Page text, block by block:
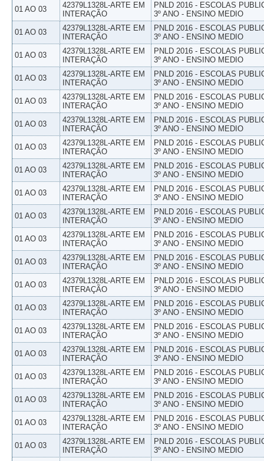
01 AO 03
42379L1328L-ARTE EM
INTERAÇÃO
PNLD 2016 - ESCOLAS
3º ANO - ENSINO MEDIO
01 AO 03
42379L1328L-ARTE EM
INTERAÇÃO
PNLD 2016 - ESCOLAS
3º ANO - ENSINO MEDIO
01 AO 03
42379L1328L-ARTE EM
INTERAÇÃO
PNLD 2016 - ESCOLAS
3º ANO - ENSINO MEDIO
01 AO 03
42379L1328L-ARTE EM
INTERAÇÃO
PNLD 2016 - ESCOLAS
3º ANO - ENSINO MEDIO
01 AO 03
42379L1328L-ARTE EM
INTERAÇÃO
PNLD 2016 - ESCOLAS
3º ANO - ENSINO MEDIO
01 AO 03
42379L1328L-ARTE EM
INTERAÇÃO
PNLD 2016 - ESCOLAS
3º ANO - ENSINO MEDIO
01 AO 03
42379L1328L-ARTE EM
INTERAÇÃO
PNLD 2016 - ESCOLAS
3º ANO - ENSINO MEDIO
01 AO 03
42379L1328L-ARTE EM
INTERAÇÃO
PNLD 2016 - ESCOLAS
3º ANO - ENSINO MEDIO
01 AO 03
42379L1328L-ARTE EM
INTERAÇÃO
PNLD 2016 - ESCOLAS
3º ANO - ENSINO MEDIO
01 AO 03
42379L1328L-ARTE EM
INTERAÇÃO
PNLD 2016 - ESCOLAS
3º ANO - ENSINO MEDIO
01 AO 03
42379L1328L-ARTE EM
INTERAÇÃO
PNLD 2016 - ESCOLAS
3º ANO - ENSINO MEDIO
01 AO 03
42379L1328L-ARTE EM
INTERAÇÃO
PNLD 2016 - ESCOLAS
3º ANO - ENSINO MEDIO
01 AO 03
42379L1328L-ARTE EM
INTERAÇÃO
PNLD 2016 - ESCOLAS
3º ANO - ENSINO MEDIO
01 AO 03
42379L1328L-ARTE EM
INTERAÇÃO
PNLD 2016 - ESCOLAS
3º ANO - ENSINO MEDIO
01 AO 03
42379L1328L-ARTE EM
INTERAÇÃO
PNLD 2016 - ESCOLAS
3º ANO - ENSINO MEDIO
01 AO 03
42379L1328L-ARTE EM
INTERAÇÃO
PNLD 2016 - ESCOLAS
3º ANO - ENSINO MEDIO
01 AO 03
42379L1328L-ARTE EM
INTERAÇÃO
PNLD 2016 - ESCOLAS
3º ANO - ENSINO MEDIO
01 AO 03
42379L1328L-ARTE EM
INTERAÇÃO
PNLD 2016 - ESCOLAS
3º ANO - ENSINO MEDIO
01 AO 03
42379L1328L-ARTE EM
INTERAÇÃO
PNLD 2016 - ESCOLAS
3º ANO - ENSINO MEDIO
01 AO 03
42379L1328L-ARTE EM
INTERAÇÃO
PNLD 2016 - ESCOLAS
3º ANO - ENSINO MEDIO